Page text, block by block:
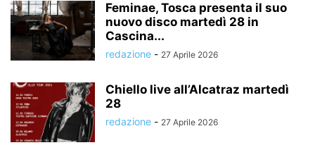
Feminae, Tosca presenta il suo
nuovo disco martedì 28 in
Cascina...
redazione - 27 Aprile 2026
Chiello live all’Alcatraz martedì
28
redazione - 27 Aprile 2026